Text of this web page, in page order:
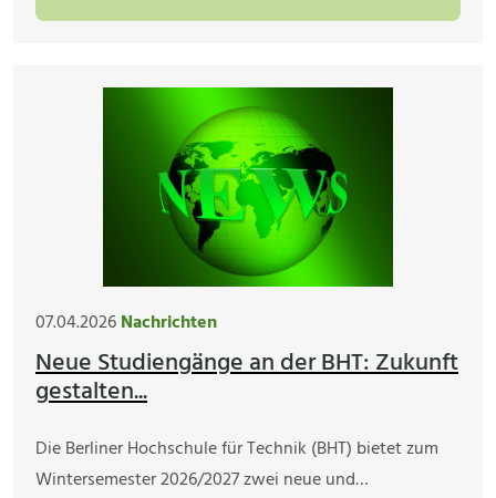
07.04.2026Nachrichten
Neue Studiengänge an der BHT: Zukunft
gestalten...
Die Berliner Hochschule für Technik (BHT) bietet zum
Wintersemester 2026/2027 zwei neue und…